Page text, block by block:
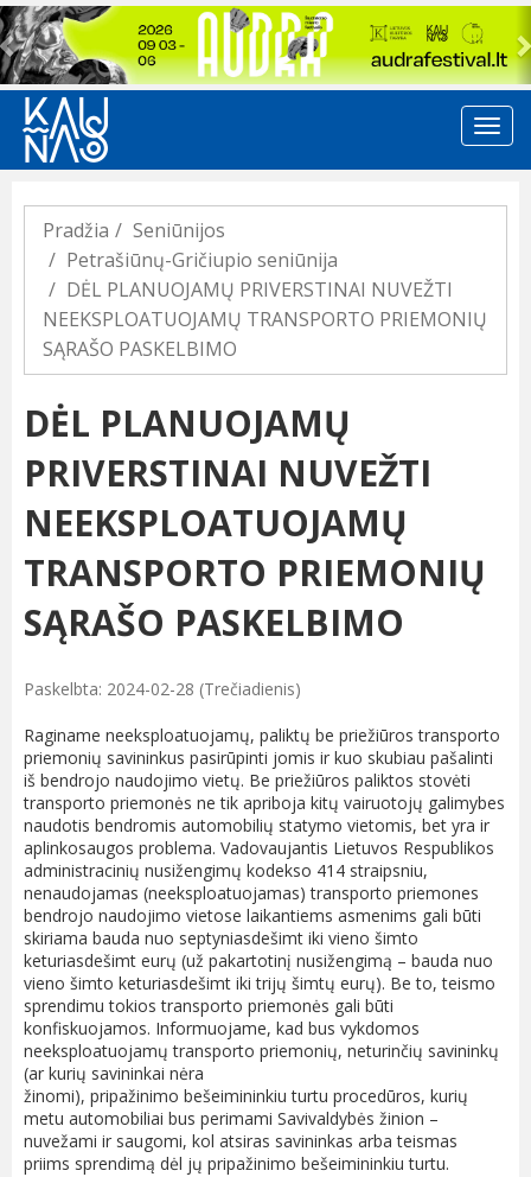
Previous
Pradžia
Seniūnijos
Petrašiūnų-Gričiupio seniūnija
DĖL PLANUOJAMŲ PRIVERSTINAI NUVEŽTI
NEEKSPLOATUOJAMŲ TRANSPORTO PRIEMONIŲ
SĄRAŠO PASKELBIMO
DĖL PLANUOJAMŲ
PRIVERSTINAI NUVEŽTI
NEEKSPLOATUOJAMŲ
TRANSPORTO PRIEMONIŲ
SĄRAŠO PASKELBIMO
Paskelbta: 2024-02-28 (Trečiadienis)
Raginame neeksploatuojamų, paliktų be priežiūros transporto
priemonių savininkus pasirūpinti jomis ir kuo skubiau pašalinti
iš bendrojo naudojimo vietų. Be priežiūros paliktos stovėti
transporto priemonės ne tik apriboja kitų vairuotojų galimybes
naudotis bendromis automobilių statymo vietomis, bet yra ir
aplinkosaugos problema. Vadovaujantis Lietuvos Respublikos
administracinių nusižengimų kodekso 414 straipsniu,
nenaudojamas (neeksploatuojamas) transporto priemones
bendrojo naudojimo vietose laikantiems asmenims gali būti
skiriama bauda nuo septyniasdešimt iki vieno šimto
keturiasdešimt eurų (už pakartotinį nusižengimą – bauda nuo
vieno šimto keturiasdešimt iki trijų šimtų eurų). Be to, teismo
sprendimu tokios transporto priemonės gali būti
konfiskuojamos. Informuojame, kad bus vykdomos
neeksploatuojamų transporto priemonių, neturinčių savininkų
(ar kurių savininkai nėra
žinomi), pripažinimo bešeimininkiu turtu procedūros, kurių
metu automobiliai bus perimami Savivaldybės žinion –
nuvežami ir saugomi, kol atsiras savininkas arba teismas
priims sprendimą dėl jų pripažinimo bešeimininkiu turtu.